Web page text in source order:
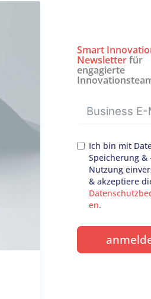
Smart
Newsletterfür
engagierte
Ich bin mit
Speicherung &
Nutzung
& akzeptiere
en.